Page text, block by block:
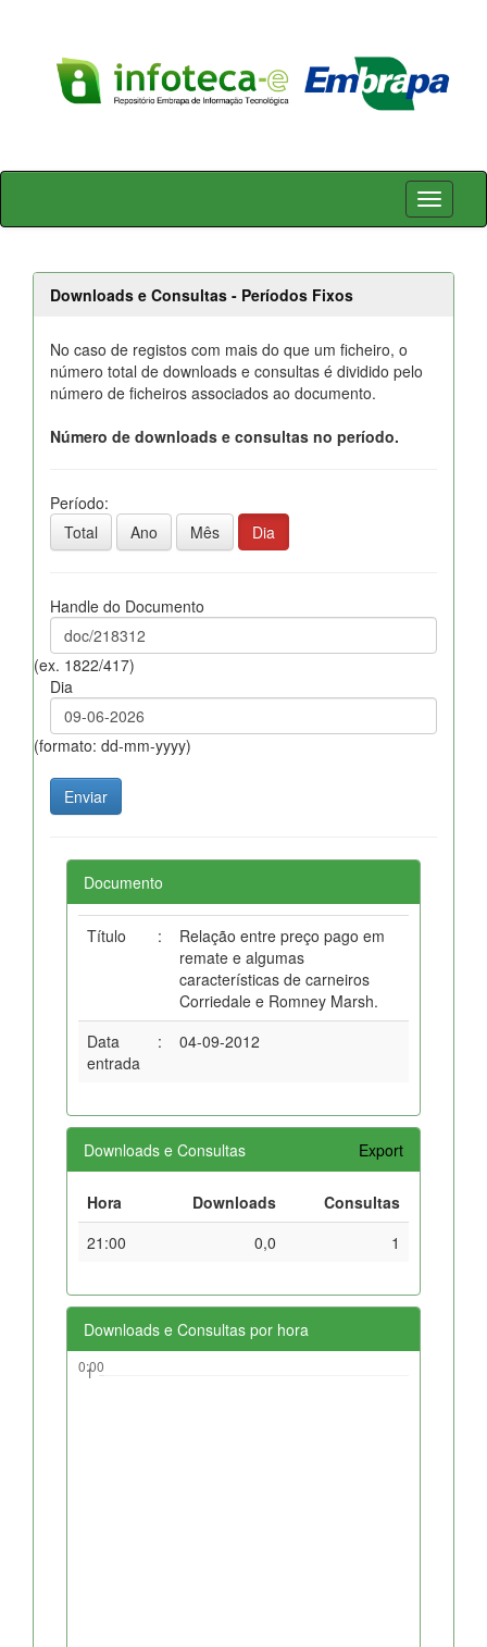
Skip
Downloads e Consultas - Períodos Fixos
No caso de registos com mais do que um ficheiro, o
número total de downloads e consultas é dividido pelo
número de ficheiros associados ao documento.
Número de downloads e consultas no período.
Período:
Total
Ano Mês Dia
Handle do Documento
(ex. 1822/417)
Dia
(formato: dd-mm-yyyy)
Documento
Título :
Relação entre preço pago em
remate e algumas
características de carneiros
Corriedale e Romney Marsh.
Data
entrada
: 04-09-2012
Downloads e Consultas Export
Hora Downloads
Consultas
21:00
0,0 1
Downloads e Consultas por hora